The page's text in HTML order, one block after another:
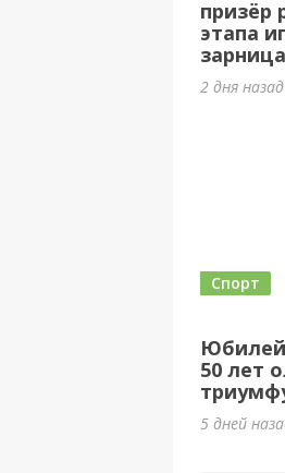
призёр
этапа
2 дня
50 лет
Спорт
5 дней